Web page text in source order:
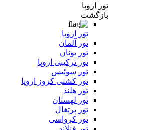
تور اروپا
بازگشت
تور اروپا
تور آلمان
تور یونان
تور ترکیبی اروپا
تور سوئیس
تور کشتی کروز اروپا
تور هلند
تور لهستان
تور پرتغال
تور کرواسی
تور فنلاند